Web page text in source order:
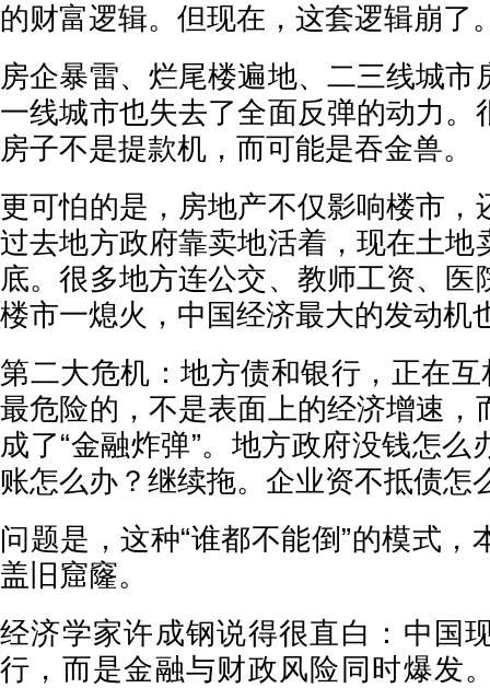
的财富逻辑。但现在，这套逻辑崩了
房企暴雷、烂尾楼遍地、二三线城市
一线城市也失去了全面反弹的动力。
房子不是提款机，而可能是吞金兽。
更可怕的是，房地产不仅影响楼市，
过去地方政府靠卖地活着，现在土地
底。很多地方连公交、教师工资、医
楼市一熄火，中国经济最大的发动机
第二大危机：地方债和银行，正在互
最危险的，不是表面上的经济增速，
成了“金融炸弹”。地方政府没钱怎么
账怎么办？继续拖。企业资不抵债怎
问题是，这种“谁都不能倒”的模式，
盖旧窟窿。
经济学家许成钢说得很直白：中国
行，而是金融与财政风险同时爆发